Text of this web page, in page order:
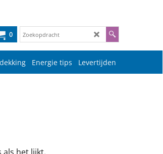
0
Energie tips Levertijden
als het lijkt.